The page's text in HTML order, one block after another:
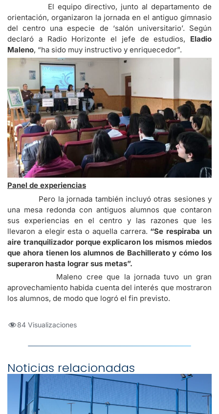
El equipo directivo, junto al departamento de
orientación, organizaron la jornada en el antiguo gimnasio
del centro una especie de ‘salón universitario’. Según
declaró a Radio Horizonte el jefe de estudios, Eladio
Maleno, “ha sido muy instructivo y enriquecedor”.
Panel de experiencias
Pero la jornada también incluyó otras sesiones y
una mesa redonda con antiguos alumnos que contaron
sus experiencias en el centro y las razones que les
llevaron a elegir esta o aquella carrera. “Se respiraba un
aire tranquilizador porque explicaron los mismos miedos
que ahora tienen los alumnos de Bachillerato y cómo los
superaron hasta lograr sus metas”.
Maleno cree que la jornada tuvo un gran
aprovechamiento habida cuenta del interés que mostraron
los alumnos, de modo que logró el fin previsto.
84 Visualizaciones
Noticias relacionadas